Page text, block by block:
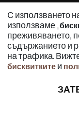
С използването
използваме „
преживяването,
съдържанието и
на трафика.
бисквитките и
Използването и
съдържание на
група